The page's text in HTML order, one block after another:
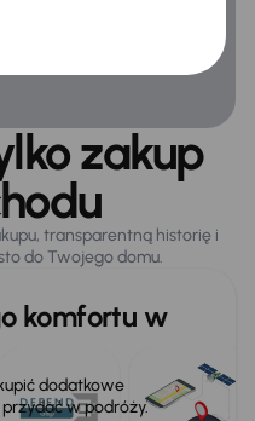
zakup
transparentną historię i
do Twojego domu.
komfortu w
dodatkowe
w podróży.